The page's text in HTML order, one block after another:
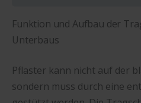
Funktion und Aufbau der
Unterbaus
Pflaster kann nicht auf der
sondern muss durch eine